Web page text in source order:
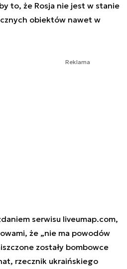
to, że Rosja nie jest w stanie
obiektów nawet w
Reklama
serwisu liveumap.com,
że „nie ma powodów
zostały bombowce
rzecznik ukraińskiego